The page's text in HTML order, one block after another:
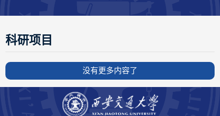
科研项目
没有更多内容了